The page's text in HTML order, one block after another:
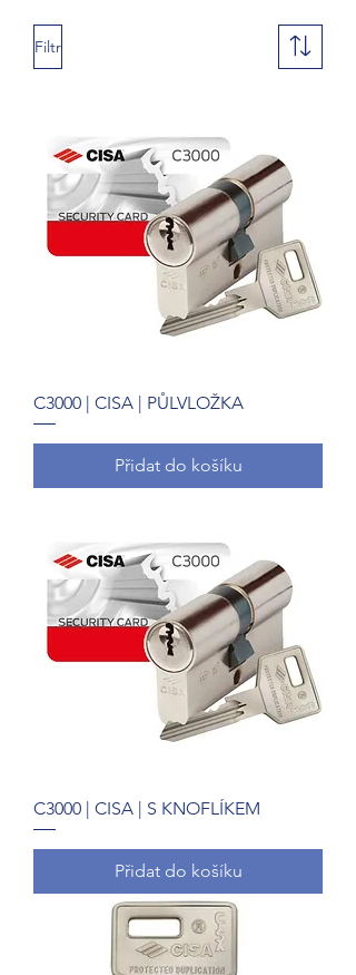
Filtr
C3000 | CISA | PŮLVLOŽKA
Přidat do košíku
C3000 | CISA | S KNOFLÍKEM
Přidat do košíku